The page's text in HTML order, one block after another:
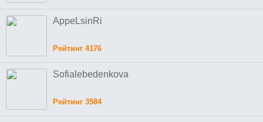
AppeLsinRi
Рейтинг 4176
Sofialebedenkova
Рейтинг 3584